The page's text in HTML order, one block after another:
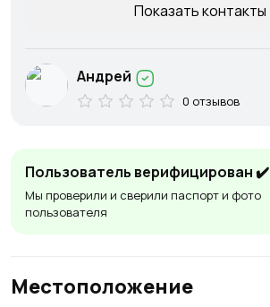
Пользователь верифицирован ✔️
Мы проверили и сверили паспорт и фото
пользователя
Местоположение
Показать контакты
Андрей
0 отзывов